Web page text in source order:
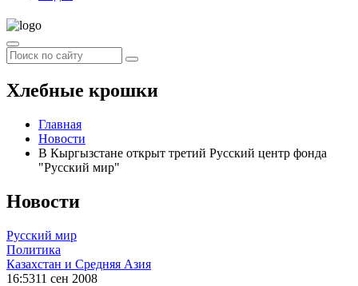
Хлебные крошки
Главная
Новости
В Кыргызстане открыт третий Русский центр фонда
"Русский мир"
Новости
Русский мир
Политика
Казахстан и Средняя Азия
16:5311 сен 2008